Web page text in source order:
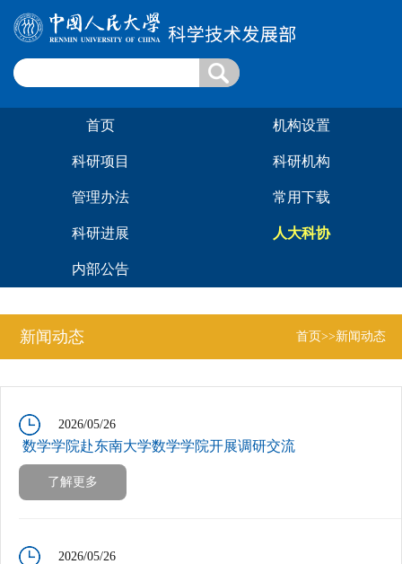
首页 机构设置
科研项目 科研机构
管理办法 常用下载
科研进展 人大科协
内部公告
新闻动态 首页>>新闻动态
2026/05/26
数学学院赴东南大学数学学院开展调研交流
了解更多
2026/05/26